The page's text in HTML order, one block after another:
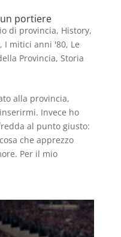
portiere
di provincia, History,
, I mitici anni '80, Le
Provincia, Storia
alla provincia,
Invece ho
al punto giusto:
che apprezzo
Per il mio